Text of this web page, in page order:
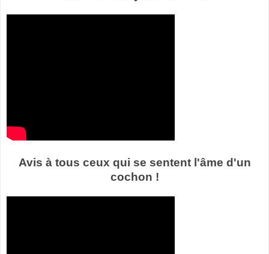
Avis à tous ceux qui se sentent l'âme d'un
cochon !